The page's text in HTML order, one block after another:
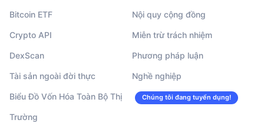
Bitcoin ETF
Crypto API
DexScan
Tài sản ngoài đời thực
Biểu Đồ Vốn Hóa Toàn Bộ Thị
Trường
Nội quy cộng đồng
Miễn trừ trách nhiệm
Phương pháp luận
Nghề nghiệp
Chúng tôi đang tuyển dụng!